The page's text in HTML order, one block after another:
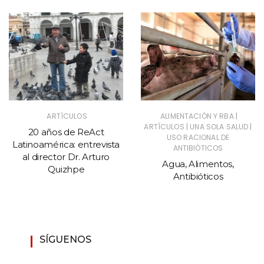
ARTÍCULOS
20 años de ReAct
Latinoamérica: entrevista
al director Dr. Arturo
Quizhpe
ALIMENTACIÓN Y RBA |
ARTÍCULOS | UNA SOLA SALUD |
USO RACIONAL DE
ANTIBIÓTICOS
Agua, Alimentos,
Antibióticos
SÍGUENOS